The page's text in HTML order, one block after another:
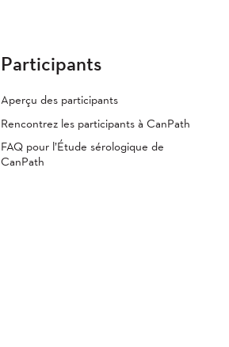
Participants
Aperçu des participants
Rencontrez les participants à CanPath
FAQ pour l’Étude sérologique de
CanPath